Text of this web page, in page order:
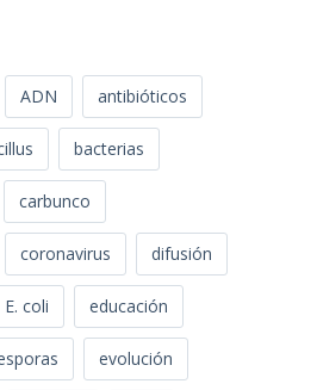
ADN antibióticos
bacterias
carbunco
coronavirus difusión
E. coli educación
evolución